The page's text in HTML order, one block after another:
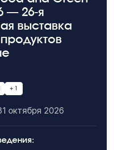
— 26-я
выставка
+ 1
октября 2026